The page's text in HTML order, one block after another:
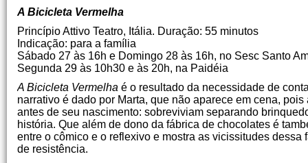
A Bicicleta Vermelha
Princípio Attivo Teatro, Itália. Duração: 55 minutos
Indicação: para a família
Sábado 27 às 16h e Domingo 28 às 16h, no Sesc Santo
Segunda 29 às 10h30 e às 20h, na Paidéia
A Bicicleta Vermelha é o resultado da necessidade de
narrativo é dado por Marta, que não aparece em cena,
antes de seu nascimento: sobreviviam separando
história. Que além de dono da fábrica de chocolates é
entre o cômico e o reflexivo e mostra as vicissitudes
de resistência.